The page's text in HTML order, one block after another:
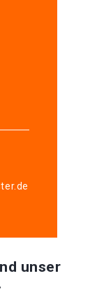
unser